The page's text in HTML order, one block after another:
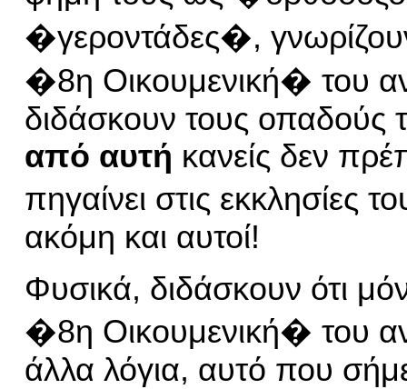
�γεροντάδες�,
�8η Οικουμενική� του
διδάσκουν τους οπαδούς
από αυτή κανείς δεν
πηγαίνει στις εκκλησίες
ακόμη και αυτοί!
Φυσικά, διδάσκουν ότι
�8η Οικουμενική� του
άλλα λόγια, αυτό που